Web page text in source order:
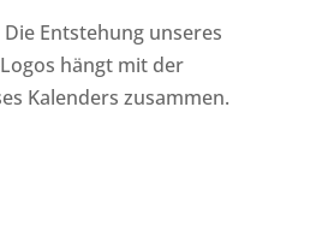
Entstehung unseres
hängt mit der
Kalenders zusammen.